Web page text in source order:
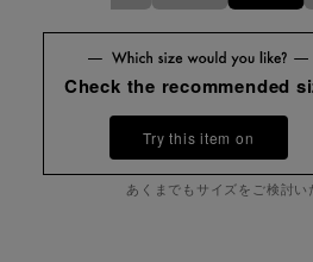
Check the recommended
Try this item on
あくまでもサイズをご検討い